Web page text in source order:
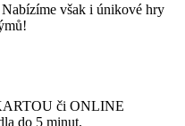
však i únikové hry
či ONLINE
do 5 minut.